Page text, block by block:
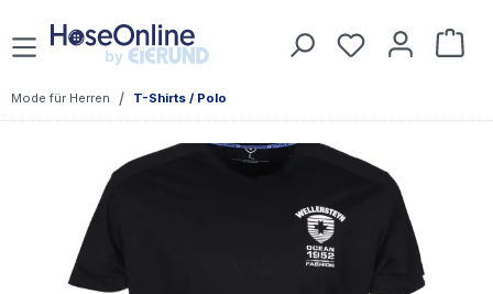
Zum Hauptinhalt springen Du hast 0
Mode für Herren / T-Shirts / Polo
Bildergalerie überspringen